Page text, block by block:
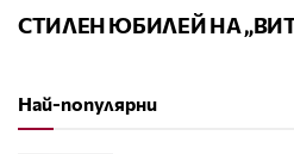
СТИЛЕН ЮБИЛЕЙ НА
Най-популярни